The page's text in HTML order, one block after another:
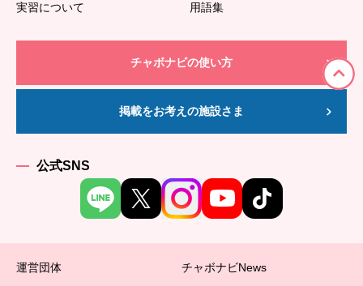
実習について
用語集
チャボナビの使い方
掲載をお考えの施設さま
公式SNS
運営団体 チャボナビNews